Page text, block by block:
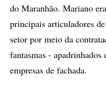
do Maranhão. Mariano
principais articuladores
setor por meio da
fantasmas -
empresas de fachada.